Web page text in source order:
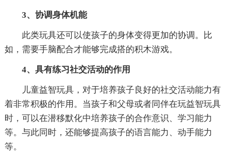
3、协调身体机能
此类玩具还可以使孩子的身体变得更加的协调。比
如，需要手脑配合才能够完成搭的积木游戏。
4、具有练习社交活动的作用
儿童益智玩具，对于培养孩子良好的社交活动能力有
着非常积极的作用。当孩子和父母或者同伴在玩益智玩具
时，可以在潜移默化中培养孩子的合作意识、学习能力
等。与此同时，还能够提高孩子的语言能力、动手能力
等。